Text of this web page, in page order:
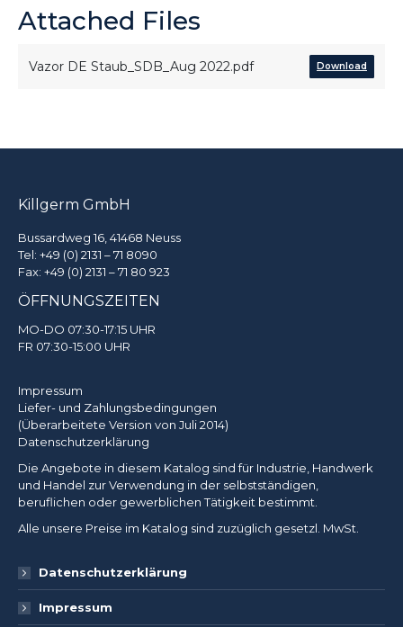
Attached Files
Vazor DE Staub_SDB_Aug 2022.pdf Download
Killgerm GmbH
Bussardweg 16, 41468 Neuss
Tel: +49 (0) 2131 – 71 8090
Fax: +49 (0) 2131 – 71 80 923
ÖFFNUNGSZEITEN
MO-DO 07:30-17:15 UHR
FR 07:30-15:00 UHR
Impressum
Liefer- und Zahlungsbedingungen
(Überarbeitete Version von Juli 2014)
Datenschutzerklärung
Die Angebote in diesem Katalog sind für Industrie, Handwerk
und Handel zur Verwendung in der selbstständigen,
beruflichen oder gewerblichen Tätigkeit bestimmt.
Alle unsere Preise im Katalog sind zuzüglich gesetzl. MwSt.
Datenschutzerklärung
Impressum